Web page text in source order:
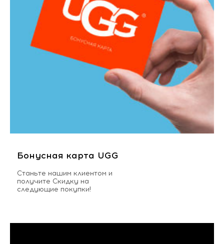
Бонусная карта UGG
Станьте нашим клиентом и
получите Скидку на
следующие покупки!